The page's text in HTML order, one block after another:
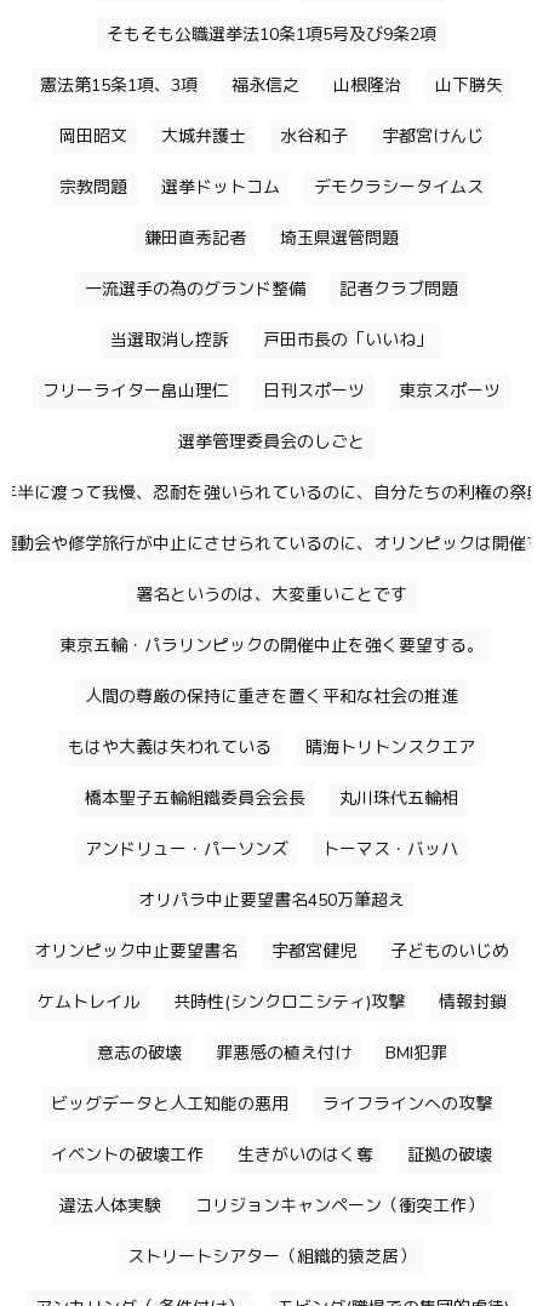
そもそも公職選挙法10条1項5号及び9条2項
憲法第15条1項、3項 福永信之 山根隆治 山下勝矢
岡田昭文 大城弁護士 水谷和子 宇都宮けんじ
宗教問題 選挙ドットコム デモクラシータイムス
鎌田直秀記者 埼玉県選管問題
一流選手の為のグランド整備 記者クラブ問題
当選取消し控訴 戸田市長の「いいね」
フリーライター畠山理仁 日刊スポーツ 東京スポーツ
選挙管理委員会のしごと
半に渡って我慢、忍耐を強いられているのに、自分たちの利権の祭
動会や修学旅行が中止にさせられているのに、オリンピックは開催
署名というのは、大変重いことです
東京五輪・パラリンピックの開催中止を強く要望する。
人間の尊厳の保持に重きを置く平和な社会の推進
もはや大義は失われている 晴海トリトンスクエア
橋本聖子五輪組織委員会会長 丸川珠代五輪相
アンドリュー・パーソンズ トーマス・バッハ
オリパラ中止要望書名450万筆超え
オリンピック中止要望書名 宇都宮健児 子どものいじめ
ケムトレイル 共時性(シンクロニシティ)攻撃 情報封鎖
意志の破壊 罪悪感の植え付け BMI犯罪
ビッグデータと人工知能の悪用 ライフラインへの攻撃
イベントの破壊工作 生きがいのはく奪 証拠の破壊
違法人体実験 コリジョンキャンペーン（衝突工作）
ストリートシアター（組織的猿芝居）